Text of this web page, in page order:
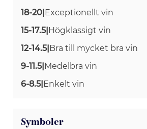
18-20|Exceptionellt vin
15-17.5|Högklassigt vin
12-14.5|Bra till mycket bra vin
9-11.5|Medelbra vin
6-8.5|Enkelt vin
Symboler